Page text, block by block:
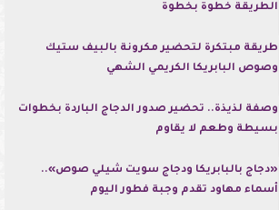
الطريقة خطوة بخطوة
طريقة مبتكرة لتحضير مكرونة بالبيف ستيك
وصوص البابريكا الكريمي الشهي
وصفة لذيذة.. تحضير صدور الدجاج الباردة بخطوات
بسيطة وطعم لا يقاوم
«دجاج بالبابريكا ودجاج سويت شيلي صوص»..
أسماء مهاود تقدم وجبة فطور اليوم